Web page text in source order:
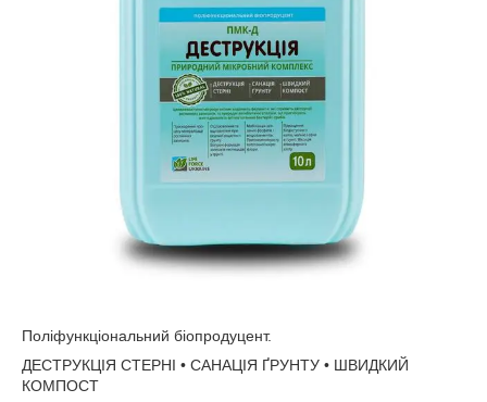
Поліфункціональний біопродуцент.
ДЕСТРУКЦІЯ СТЕРНІ • САНАЦІЯ ҐРУНТУ • ШВИДКИЙ
КОМПОСТ